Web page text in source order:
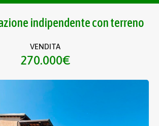
indipendente con terreno
VENDITA
270.000€